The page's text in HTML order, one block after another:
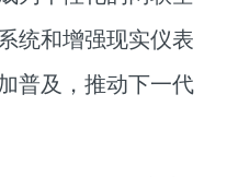
统和增强现实仪表
普及，推动下一代